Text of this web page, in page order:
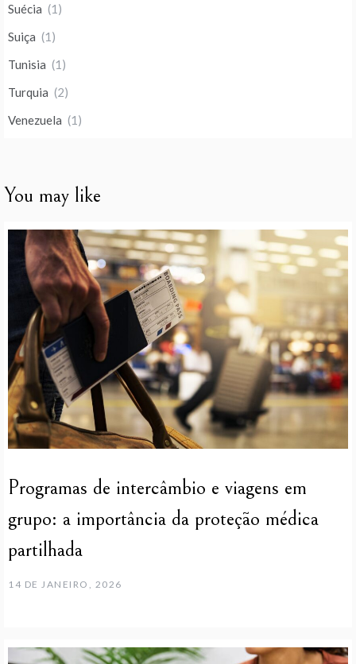
Suécia (1)
Suiça (1)
Tunisia (1)
Turquia (2)
Venezuela (1)
You may like
Programas de intercâmbio e viagens em
grupo: a importância da proteção médica
partilhada
14 DE JANEIRO, 2026